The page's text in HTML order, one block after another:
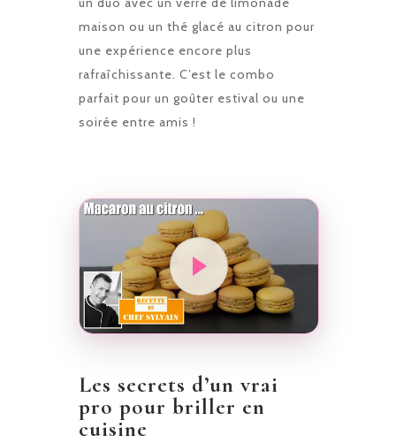
maison ou un thé glacé au citron pour
une expérience encore plus
rafraîchissante. C’est le combo
parfait pour un goûter estival ou une
soirée entre amis !
Les secrets d’un vrai
pro pour briller en
cuisine